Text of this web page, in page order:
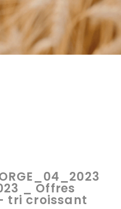
_ Offres
tri croissant